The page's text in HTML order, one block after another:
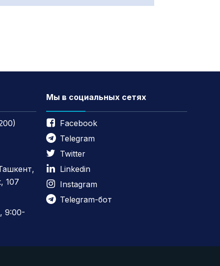
107
9:00-
Мы в социальных сетях
Facebook
Telegram
Twitter
Linkedin
Instagram
Telegram-бот